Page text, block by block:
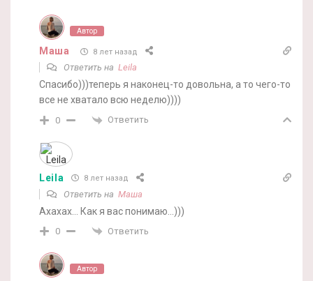
Автор
Маша 8 лет назад
Ответить на Leila
Спасибо)))теперь я наконец-то довольна, а то чего-то
все не хватало всю неделю))))
0 Ответить
Leila 8 лет назад
Ответить на Маша
Ахахах… Как я вас понимаю…)))
0 Ответить
Автор